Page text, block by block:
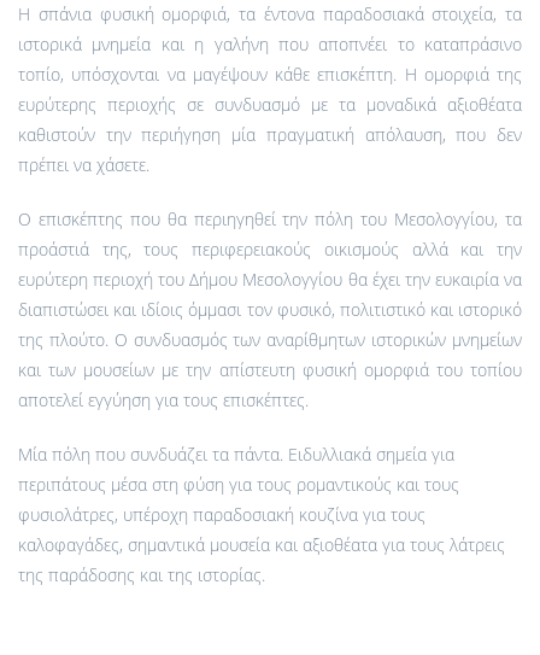
Η σπάνια φυσική ομορφιά, τα έντονα παραδοσιακά στοιχεία, τα
ιστορικά μνημεία και η γαλήνη που αποπνέει το καταπράσινο
τοπίο, υπόσχονται να μαγέψουν κάθε επισκέπτη. Η ομορφιά της
ευρύτερης περιοχής σε συνδυασμό με τα μοναδικά αξιοθέατα
καθιστούν την περιήγηση μία πραγματική απόλαυση, που δεν
πρέπει να χάσετε.
Ο επισκέπτης που θα περιηγηθεί την πόλη του Μεσολογγίου, τα
προάστιά της, τους περιφερειακούς οικισμούς αλλά και την
ευρύτερη περιοχή του Δήμου Μεσολογγίου θα έχει την ευκαιρία να
διαπιστώσει και ιδίοις όμμασι τον φυσικό, πολιτιστικό και ιστορικό
της πλούτο. Ο συνδυασμός των αναρίθμητων ιστορικών μνημείων
και των μουσείων με την απίστευτη φυσική ομορφιά του τοπίου
αποτελεί εγγύηση για τους επισκέπτες.
Μία πόλη που συνδυάζει τα πάντα. Ειδυλλιακά σημεία για
περιπάτους μέσα στη φύση για τους ρομαντικούς και τους
φυσιολάτρες, υπέροχη παραδοσιακή κουζίνα για τους
καλοφαγάδες, σημαντικά μουσεία και αξιοθέατα για τους λάτρεις
της παράδοσης και της ιστορίας.